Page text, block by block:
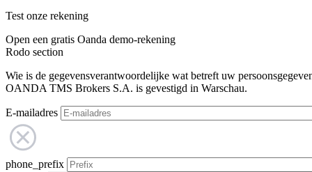
Test onze rekening
Open een gratis Oanda demo-rekening
Rodo section
Wie is de gegevensverantwoordelijke wat betreft uw
OANDA TMS Brokers S.A. is gevestigd in Warschau.
E-mailadres
phone_prefix